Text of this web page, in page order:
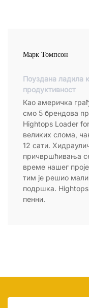
Марк Томпсон
Поуздана ладила
продуктивност
Као америчка
смо 5 брендова
Hightops Loader
великих слома,
12 сати.
причвршћивања
време нашег
тим је решио
подршка.
пенни.